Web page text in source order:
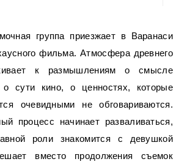
фильма. Атмосфера древнего
к размышлениям о смысле
о сути кино, о ценностях, которые
очевидными не обговариваются.
процесс начинает разваливаться,
роли знакомится с девушкой
вместо продолжения съемок